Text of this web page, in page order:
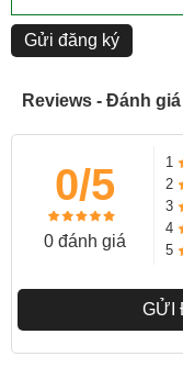
Video: Đánh giá
CZR chỉ khác có bo
Gửi đăng ký
Reviews - Đánh
0/5
0 đánh giá
1
2
3
4
5
GỬI